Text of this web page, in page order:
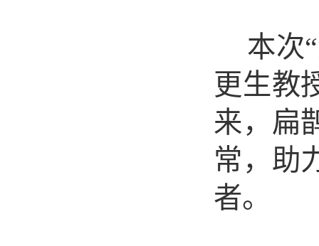
本次
更生教
来，扁
常，助
者。